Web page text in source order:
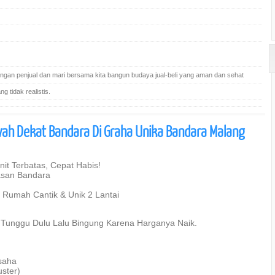
penjual dan mari bersama kita bangun budaya jual-beli yang aman dan sehat
tidak realistis.
Dekat Bandara Di Graha Unika Bandara Malang
Terbatas, Cepat Habis!
Bandara
Cantik & Unik 2 Lantai
Dulu Lalu Bingung Karena Harganya Naik.